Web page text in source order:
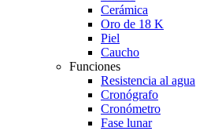
Cerámica
Oro de 18 K
Piel
Caucho
Funciones
Resistencia al agua
Cronógrafo
Cronómetro
Fase lunar